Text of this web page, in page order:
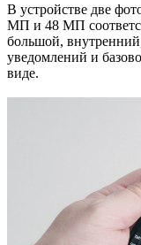
В устройстве две
МП и 48 МП
большой,
уведомлений и
виде.